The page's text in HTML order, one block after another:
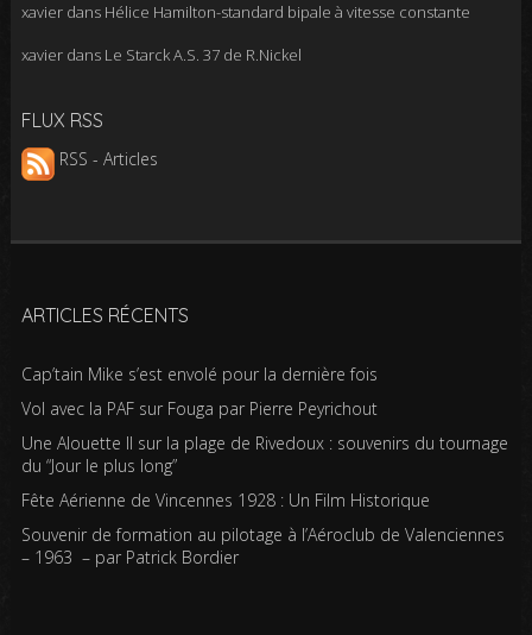
xavierdans Hélice Hamilton-standard bipale à vitesse constante
xavierdans Le Starck A.S. 37 de R.Nickel
FLUX RSS
RSS - Articles
ARTICLES RÉCENTS
Cap’tain Mike s’est envolé pour la dernière fois
Vol avec la PAF sur Fouga par Pierre Peyrichout
Une Alouette II sur la plage de Rivedoux : souvenirs du tournage
du “Jour le plus long”
Fête Aérienne de Vincennes 1928 : Un Film Historique
Souvenir de formation au pilotage à l’Aéroclub de Valenciennes
– 1963 – par Patrick Bordier